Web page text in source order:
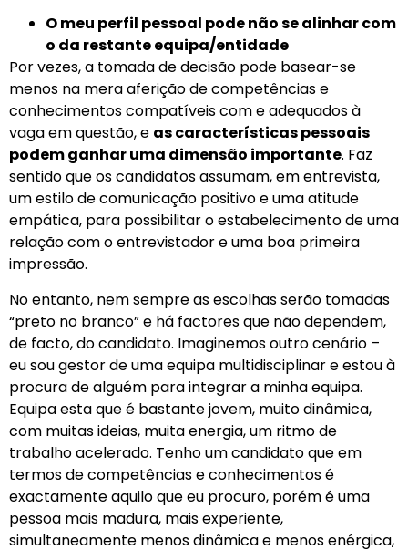
O meu perfil pessoal pode não se alinhar com
o da restante equipa/entidade
Por vezes, a tomada de decisão pode basear-se
menos na mera aferição de competências e
conhecimentos compatíveis com e adequados à
vaga em questão, e as características pessoais
podem ganhar uma dimensão importante. Faz
sentido que os candidatos assumam, em entrevista,
um estilo de comunicação positivo e uma atitude
empática, para possibilitar o estabelecimento de uma
relação com o entrevistador e uma boa primeira
impressão.
No entanto, nem sempre as escolhas serão tomadas
“preto no branco” e há factores que não dependem,
de facto, do candidato. Imaginemos outro cenário –
eu sou gestor de uma equipa multidisciplinar e estou à
procura de alguém para integrar a minha equipa.
Equipa esta que é bastante jovem, muito dinâmica,
com muitas ideias, muita energia, um ritmo de
trabalho acelerado. Tenho um candidato que em
termos de competências e conhecimentos é
exactamente aquilo que eu procuro, porém é uma
pessoa mais madura, mais experiente,
simultaneamente menos dinâmica e menos enérgica,